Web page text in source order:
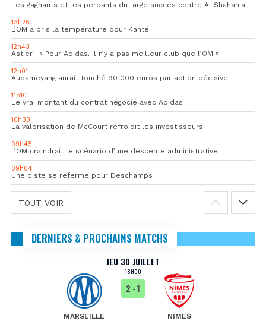
Les gagnants et les perdants du large succès contre Al Shahania
13h26
L’OM a pris la température pour Kanté
12h43
Astier : « Pour Adidas, il n’y a pas meilleur club que l’OM »
12h01
Aubameyang aurait touché 90 000 euros par action décisive
11h10
Le vrai montant du contrat négocié avec Adidas
10h33
La valorisation de McCourt refroidit les investisseurs
09h45
L’OM craindrait le scénario d’une descente administrative
09h04
Une piste se referme pour Deschamps
TOUT VOIR
DERNIERS & PROCHAINS MATCHS
JEU 30 JUILLET
18H00
MARSEILLE
2 - 1
NIMES